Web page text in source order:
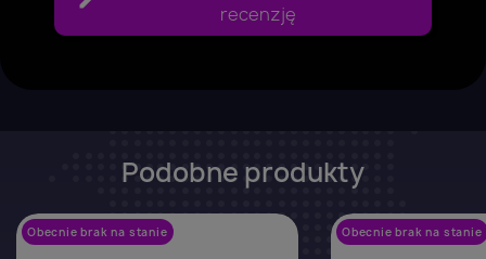
recenzję
Podobne produkty
Obecnie brak na stanie Obecnie brak na stanie